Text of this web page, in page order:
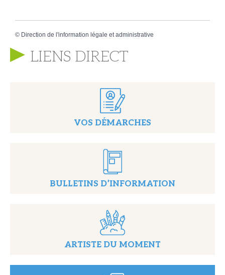
© Direction de l'information légale et administrative
LIENS DIRECT
VOS DÉMARCHES
BULLETINS D’INFORMATION
ARTISTE DU MOMENT